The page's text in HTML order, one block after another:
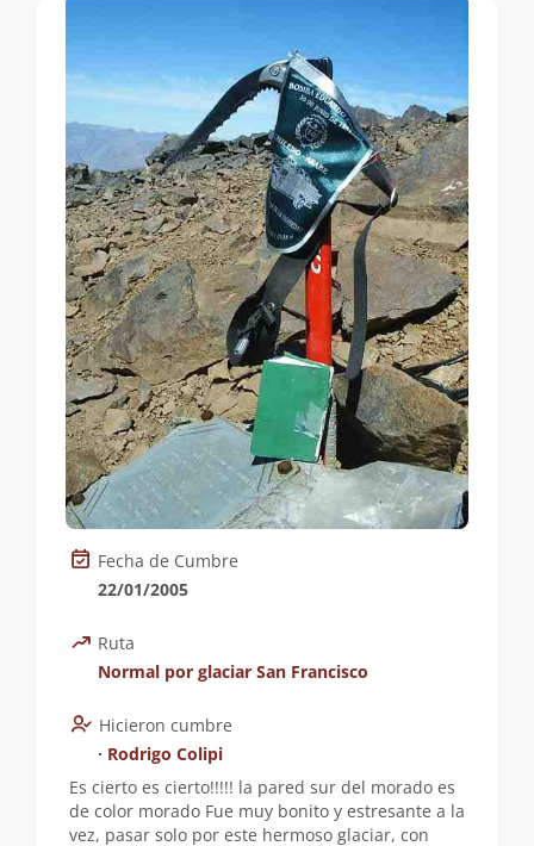
Fecha de Cumbre
22/01/2005
Ruta
Normal por glaciar San Francisco
Hicieron cumbre
∙ Rodrigo Colipi
Es cierto es cierto!!!!! la pared sur del morado es
de color morado Fue muy bonito y estresante a la
vez, pasar solo por este hermoso glaciar, con